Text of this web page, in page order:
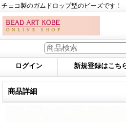
チェコ製のガムドロップ型のビーズです！
ログイン 新規登録はこち
商品詳細